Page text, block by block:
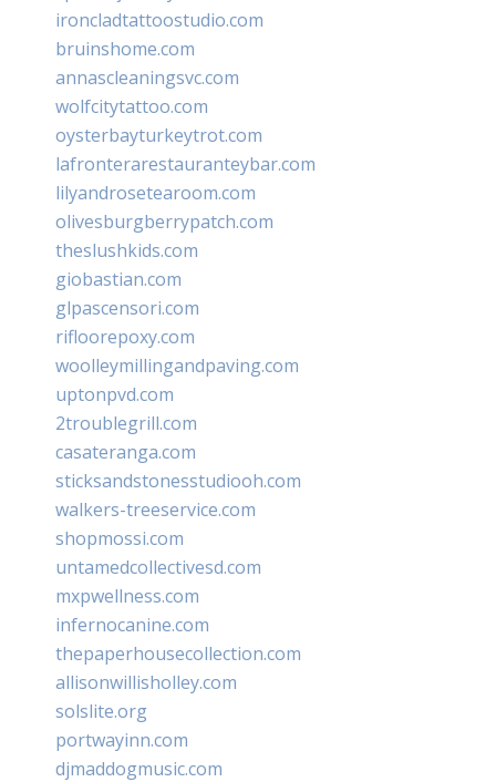
ironcladtattoostudio.com
bruinshome.com
annascleaningsvc.com
wolfcitytattoo.com
oysterbayturkeytrot.com
lafronterarestauranteybar.com
lilyandrosetearoom.com
olivesburgberrypatch.com
theslushkids.com
giobastian.com
glpascensori.com
rifloorepoxy.com
woolleymillingandpaving.com
uptonpvd.com
2troublegrill.com
casateranga.com
sticksandstonesstudiooh.com
walkers-treeservice.com
shopmossi.com
untamedcollectivesd.com
mxpwellness.com
infernocanine.com
thepaperhousecollection.com
allisonwillisholley.com
solslite.org
portwayinn.com
djmaddogmusic.com